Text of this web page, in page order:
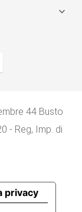

44 Busto
- Reg, Imp. di
privacy